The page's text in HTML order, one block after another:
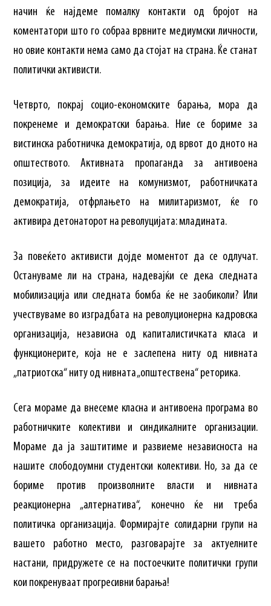
начин ќе најдеме помалку контакти од бројот на
коментатори што го собраа врвните медиумски личности,
но овие контакти нема само да стојат на страна. Ќе станат
политички активисти.
Четврто, покрај социо-економските барања, мора да
покренеме и демократски барања. Ние се бориме за
вистинска работничка демократија, од врвот до дното на
општеството. Активната пропаганда за антивоена
позиција, за идеите на комунизмот, работничката
демократија, отфрлањето на милитаризмот, ќе го
активира детонаторот на револуцијата: младината.
За повеќето активисти дојде моментот да се одлучат.
Остануваме ли на страна, надевајќи се дека следната
мобилизација или следната бомба ќе не заобиколи? Или
учествуваме во изградбата на револуционерна кадровска
организација, независна од капиталистичката класа и
функционерите, која не е заслепена ниту од нивната
„патриотска“ ниту од нивната „општествена“ реторика.
Сега мораме да внесеме класна и антивоена програма во
работничките колективи и синдикалните организации.
Мораме да ја заштитиме и развиеме независноста на
нашите слободоумни студентски колективи. Но, за да се
бориме против произволните власти и нивната
реакционерна „алтернатива“, конечно ќе ни треба
политичка организација. Формирајте солидарни групи на
вашето работно место, разговарајте за актуелните
настани, придружете се на постоечките политички групи
кои покренуваат прогресивни барања!